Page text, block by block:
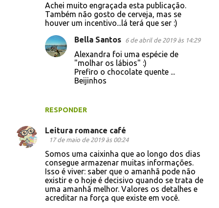
Achei muito engraçada esta publicação.
Também não gosto de cerveja, mas se
houver um incentivo...lá terá que ser :)
RESPONDER
Bella Santos 6 de abril de 2019 às 14:29
Alexandra foi uma espécie de
"molhar os lábios" :)
Prefiro o chocolate quente ...
Beijinhos
Leitura romance café
17 de maio de 2019 às 00:24
Somos uma caixinha que ao longo dos dias
consegue armazenar muitas informações.
Isso é viver: saber que o amanhã pode não
existir e o hoje é decisivo quando se trata de
uma amanhã melhor. Valores os detalhes e
acreditar na força que existe em você.